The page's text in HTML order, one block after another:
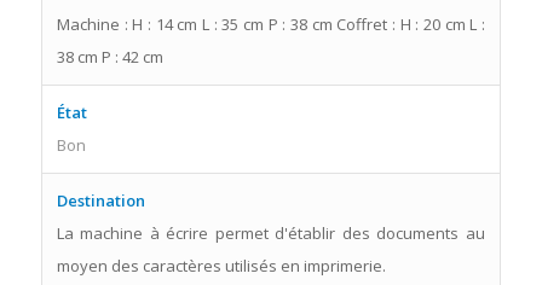
Machine : H : 14 cm L : 35 cm P : 38 cm Coffret : H : 20 cm L :
38 cm P : 42 cm
État
Bon
Destination
La machine à écrire permet d'établir des documents au
moyen des caractères utilisés en imprimerie.